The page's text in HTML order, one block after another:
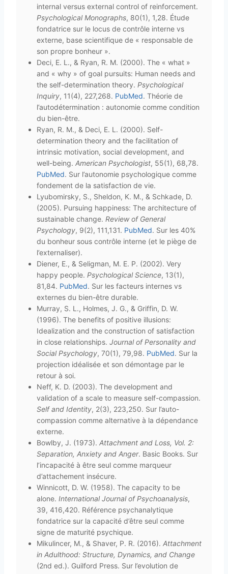
internal versus external control of reinforcement.
Psychological Monographs, 80(1), 1,28. Étude
fondatrice sur le locus de contrôle interne vs
externe, base scientifique de « responsable de
son propre bonheur ».
Deci, E. L., & Ryan, R. M. (2000). The « what »
and « why » of goal pursuits: Human needs and
the self-determination theory. Psychological
Inquiry, 11(4), 227,268. PubMed. Théorie de
l’autodétermination : autonomie comme condition
du bien-être.
Ryan, R. M., & Deci, E. L. (2000). Self-
determination theory and the facilitation of
intrinsic motivation, social development, and
well-being. American Psychologist, 55(1), 68,78.
PubMed. Sur l’autonomie psychologique comme
fondement de la satisfaction de vie.
Lyubomirsky, S., Sheldon, K. M., & Schkade, D.
(2005). Pursuing happiness: The architecture of
sustainable change. Review of General
Psychology, 9(2), 111,131. PubMed. Sur les 40%
du bonheur sous contrôle interne (et le piège de
l’externaliser).
Diener, E., & Seligman, M. E. P. (2002). Very
happy people. Psychological Science, 13(1),
81,84. PubMed. Sur les facteurs internes vs
externes du bien-être durable.
Murray, S. L., Holmes, J. G., & Griffin, D. W.
(1996). The benefits of positive illusions:
Idealization and the construction of satisfaction
in close relationships. Journal of Personality and
Social Psychology, 70(1), 79,98. PubMed. Sur la
projection idéalisée et son démontage par le
retour à soi.
Neff, K. D. (2003). The development and
validation of a scale to measure self-compassion.
Self and Identity, 2(3), 223,250. Sur l’auto-
compassion comme alternative à la dépendance
externe.
Bowlby, J. (1973). Attachment and Loss, Vol. 2:
Separation, Anxiety and Anger. Basic Books. Sur
l’incapacité à être seul comme marqueur
d’attachement insécure.
Winnicott, D. W. (1958). The capacity to be
alone. International Journal of Psychoanalysis,
39, 416,420. Référence psychanalytique
fondatrice sur la capacité d’être seul comme
signe de maturité psychique.
Mikulincer, M., & Shaver, P. R. (2016). Attachment
in Adulthood: Structure, Dynamics, and Change
(2nd ed.). Guilford Press. Sur l’evolution de